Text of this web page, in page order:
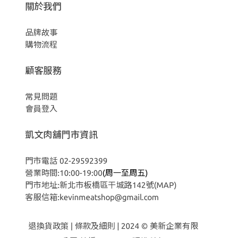
關於我們
品牌故事
購物流程
顧客服務
常見問題
會員登入
凱文肉舖門市資訊
門市電話 02-29592399
營業時間:10:00-19:00(周一至周五)
門市地址:新北市板橋區干城路142號(MAP)
客服信箱:kevinmeatshop@gmail.com
退換貨政策 | 條款及細則 | 2024 © 美新企業有限